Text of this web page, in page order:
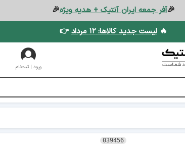
🎉آفر جمعه ایران آنتیک + هدیه ویژه🎉
🔥لیست جدید کالاها: ۱۲ مرداد 👉
ورود | ثبت‌نام
039456